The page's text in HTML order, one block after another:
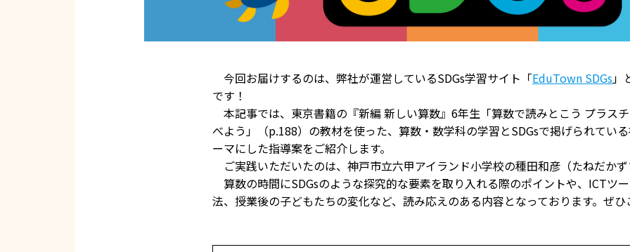
今回お届けするのは、弊社が運営しているSDGs学習サイト「EduTown SDGs」
です！
本記事では、東京書籍の『新編 新しい算数』6年生「算数で読みとこう プラス
べよう」（p.188）の教材を使った、算数・数学科の学習とSDGsで掲げられてい
ーマにした指導案をご紹介します。
ご実践いただいたのは、神戸市立六甲アイランド小学校の種田和彦（たねだか
算数の時間にSDGsのような探究的な要素を取り入れる際のポイントや、ICTツ
法、授業後の子どもたちの変化など、読み応えのある内容となっております。ぜ